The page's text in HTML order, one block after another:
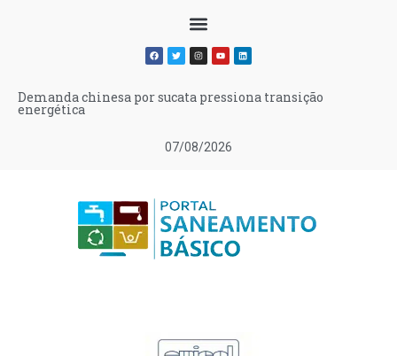
07/08/2026
Demanda chinesa por sucata pressiona transição
energética